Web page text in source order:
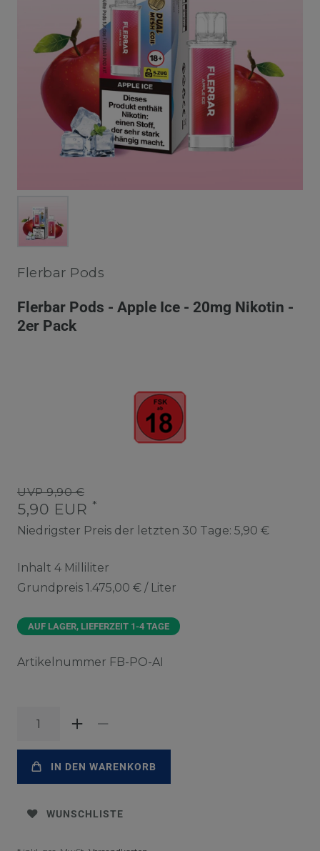
Flerbar Pods
Flerbar Pods - Apple Ice - 20mg Nikotin -
2er Pack
UVP 9,90 €
5,90 EUR *
Niedrigster Preis der letzten 30 Tage: 5,90 €
Inhalt 4 Milliliter
Grundpreis 1.475,00 € / Liter
AUF LAGER, LIEFERZEIT 1-4 TAGE
Artikelnummer FB-PO-AI
IN DEN WARENKORB
WUNSCHLISTE